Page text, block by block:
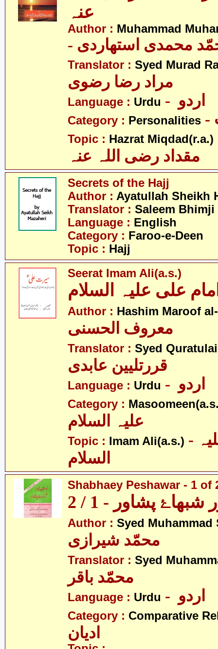
عنہ
Author : Muhammad
محمدی استھاردی
Translator : Syed Murad
Language : Urdu
Category : Personalities
Topic : Hazrat Miqdad(r.a.)
مقداد رضی اللہ عنہ
Secrets of the Hajj
Author : Ayatullah Sheikh
Translator : Saleem Bhimji
Language : English
Category : Faroo-e-Deen
Topic : Hajj
Seerat Imam Ali(a.s.)
علی علیہ السلام
Author : Hashim Maroof
معروف الحسنی
Translator : Syed
قررتلیین عابدی
Language : Urdu
Category :
Topic : Imam Ali(a.s.) - امام علی علیہ
Shabhaey Peshawar - 1 of
پشاور - 1 / 2
Author : Syed Muhammad
محمّد شیرازی
Translator : Syed
محمّد باقر
Language : Urdu
Category : Comparative
ادیان